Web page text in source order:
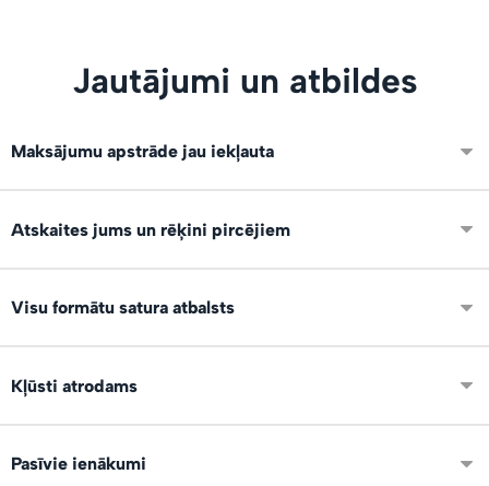
Jautājumi un atbildes
Maksājumu apstrāde jau iekļauta
Integrēti VISA, Mastercard un Swedbank maksājumi. Neko
papildus nevajag konfigurēt.
Atskaites jums un rēķini pircējiem
Ir pieejamas atskaites par visiem darījumiem un skatījumu,
pirkumu un lejupielāžu statistika. Eksports uz XLS par
Visu formātu satura atbalsts
Mēs atbalstam visus failu formātus un izmērus: foto, video,
audio, dokumentus, prezentācijas, grāmatas, vektorus un
Kļūsti atrodams
Mēs varam demonstrēt tavus produktus arī citiem servisa
lietotājiem publiskajā satura tirgū un sociālajos tīklos!
Pasīvie ienākumi